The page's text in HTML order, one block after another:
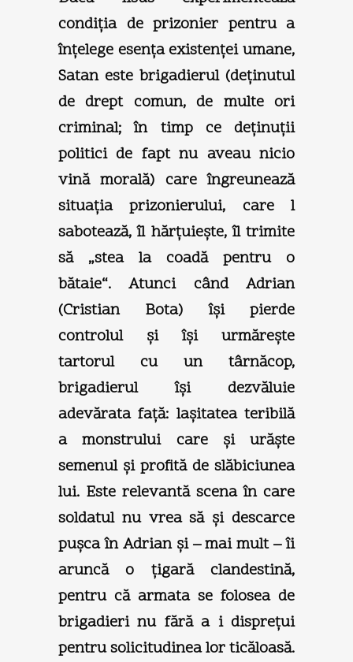
condiţia de prizonier pentru a
înţelege esenţa existenţei umane,
Satan este brigadierul (deţinutul
de drept comun, de multe ori
criminal; în timp ce deţinuţii
politici de fapt nu aveau nicio
vină morală) care îngreunează
situaţia prizonierului, care l
sabotează, îl hărţuieşte, îl trimite
să „stea la coadă pentru o
bătaie“. Atunci când Adrian
(Cristian Bota) îşi pierde
controlul şi îşi urmăreşte
tartorul cu un târnăcop,
brigadierul îşi dezvăluie
adevărata faţă: laşitatea teribilă
a monstrului care şi urăşte
semenul şi profită de slăbiciunea
lui. Este relevantă scena în care
soldatul nu vrea să şi descarce
puşca în Adrian şi – mai mult – îi
aruncă o ţigară clandestină,
pentru că armata se folosea de
brigadieri nu fără a i dispreţui
pentru solicitudinea lor ticăloasă.